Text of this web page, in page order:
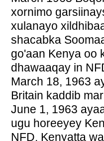
xornimo
xulanayo
shacabka
go'aan Kenya oo
dhawaaqay in
March 18, 1963
Britain kaddib
June 1, 1963
ugu horeeyey
NFD. Kenyatta